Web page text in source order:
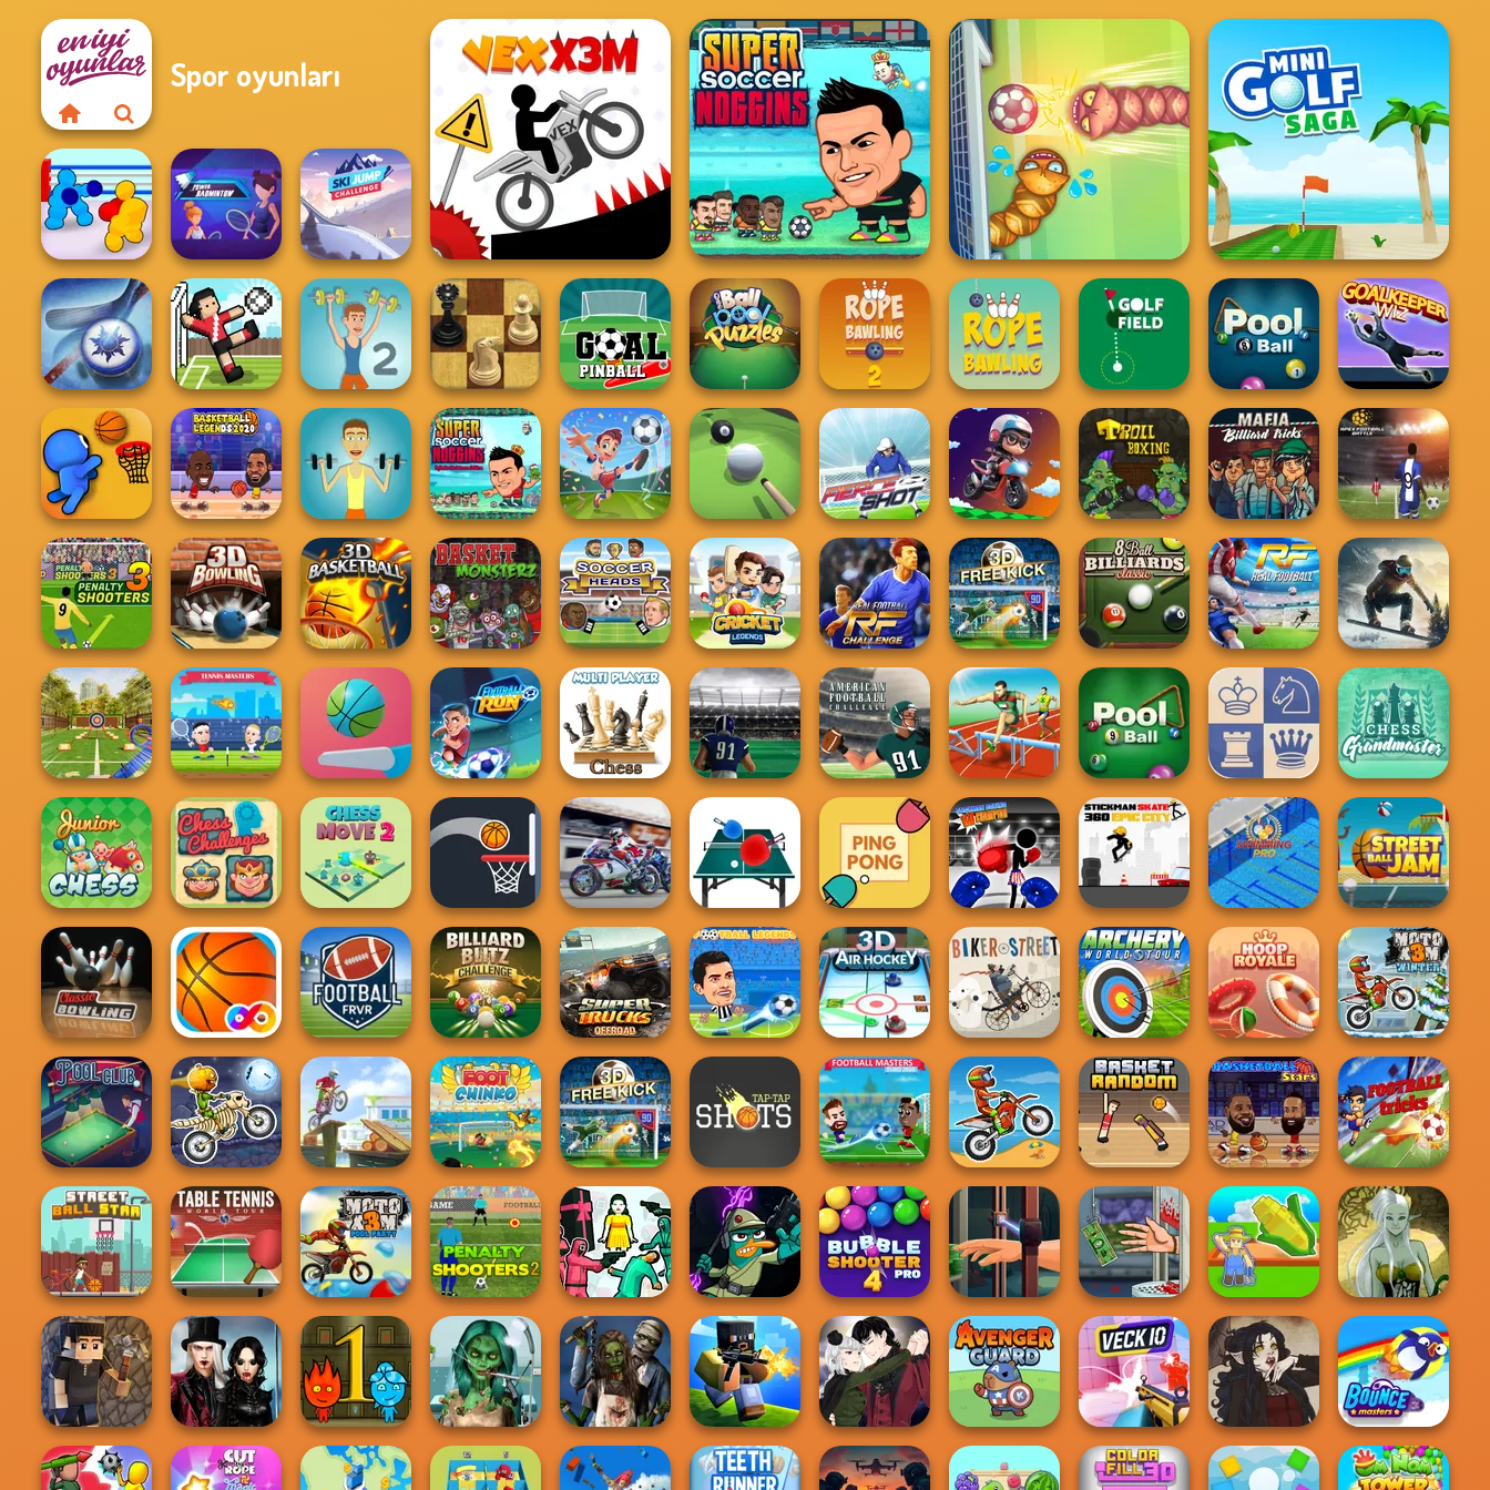
Spor oyunları
Vex X3M Super Soccer Noggins Soccer Snakes Mini Golf Saga
Boxing Gang
Stars
Power
Badminton
Ski Jump
Challenge
Air Hockey Cup Soccer Random Muscle Clicker 2 Master Chess Goal Pinball
One Ball Pool
Puzzle
Rope Bawling 2 Rope Bawling Golf Field 8 Ball Pool Goalkeeper Wiz
Basket Battle
Basketball
Legends 2020
Muscle Clicker
Super Soccer
Noggins
Christmas
Football
Superstars 2024
Pool Master 3D Fierce Shot Moto Boss Troll Boxing
Mafia Billiard
Tricks
Apex Football
Battle
Penalty Shooters
3
3D Bowling 3D Basketball Basket Monsterz Soccer Heads Cricket Legends
Real Football
Challenge
Free Kick Classic
8 Ball Billiards
Classic
Real Football
Snowboard King
2024
Archery Master Tennis Masters Flipper Dunk 3D Football Run
Chess Multi
Player
Touchdown
Rush
American
Football
Challenge
Hurdles Heroes 9 Ball Pool 2 Player Chess
Chess
Grandmaster
Junior Chess
Chess
Challenges
Chess Move 2 Bouncy Dunks
Super Bike Wild
Race
Table Tennis Pro Ping Pong
Stickman Boxing
KO Champion
Stickman Skate:
360 Epic City
Swimming Pro Street Ball Jam
Classic Bowling Basketball FRVR Football FRVR
Billiard Blitz
Challenge
Super Trucks
Offroad 2
Football
Legends 2021
3D Air Hockey Biker Street
Archery World
Tour
Hoop Royale Moto X3M Winter
Pool Club
Moto X3M
Spooky Land
Moto Maniac Foot Chinko 3D Free Kick Tap-Tap Shots Football Masters Moto X3M Basket Random Basketball Stars Football Tricks
Street Ball Star
Table Tennis
World Tour
Moto X3M Pool
Party
Penalty Shooters
2
Squid Battle
Simulator
Agent P Rebel
Spy
Bubble Shooter
Pro 4
Hand Me The
Goods
Handless
Millionaire
My Garden
Journey
Dark Mage
Creator